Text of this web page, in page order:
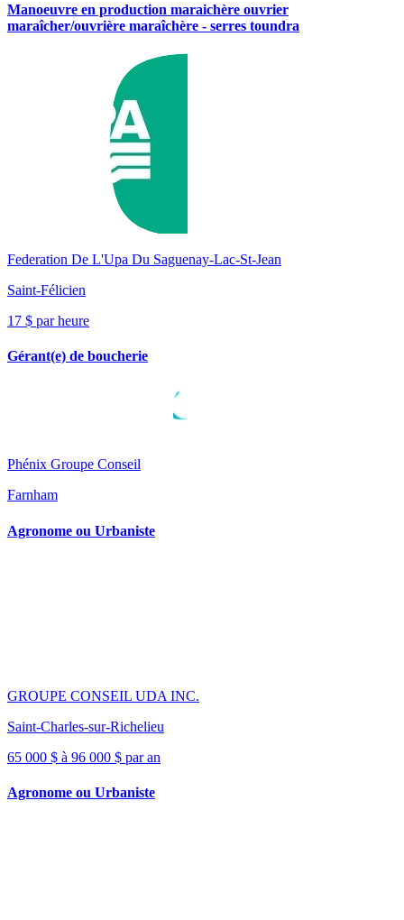
Manoeuvre en production maraichère ouvrier
maraîcher/ouvrière maraîchère - serres toundra
Federation De L'Upa Du Saguenay-Lac-St-Jean
Saint-Félicien
17 $ par heure
Gérant(e) de boucherie
Phénix Groupe Conseil
Farnham
Agronome ou Urbaniste
GROUPE CONSEIL UDA INC.
Saint-Charles-sur-Richelieu
65 000 $ à 96 000 $ par an
Agronome ou Urbaniste